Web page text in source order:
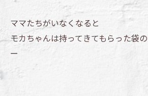
ママたちがいなくなると
モカちゃんは持ってきてもらった袋
ー